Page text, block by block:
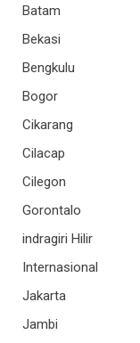
Batam
Bekasi
Bengkulu
Bogor
Cikarang
Cilacap
Cilegon
Gorontalo
indragiri Hilir
Internasional
Jakarta
Jambi